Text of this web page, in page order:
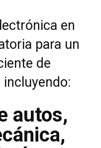
en
para un
de
autos,